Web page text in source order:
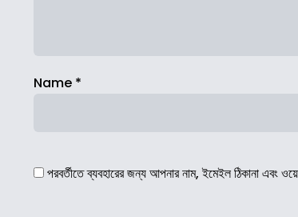
Name *
পরবর্তীতে ব্যবহারের জন্য আপনার নাম, ইমেইল ঠিকানা এবং